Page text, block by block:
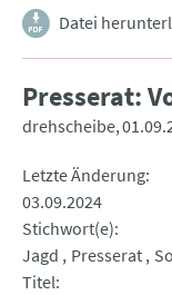
Datei
Presserat:
drehscheibe
Letzte Änderung
03.09.2024
Stichwort(e)
Jagd
Presserat
Titel